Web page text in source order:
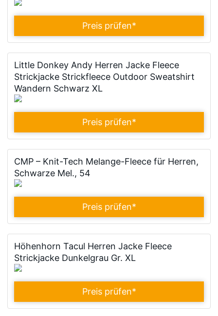
Preis prüfen*
Little Donkey Andy Herren Jacke Fleece
Strickjacke Strickfleece Outdoor Sweatshirt
Wandern Schwarz XL
Preis prüfen*
CMP – Knit-Tech Melange-Fleece für Herren,
Schwarze Mel., 54
Preis prüfen*
Höhenhorn Tacul Herren Jacke Fleece
Strickjacke Dunkelgrau Gr. XL
Preis prüfen*